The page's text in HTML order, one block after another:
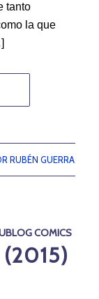
tanto
la que
RUBÉN GUERRA
COMICS
(2015)